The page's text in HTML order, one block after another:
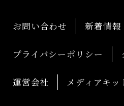
お問い合わせ 新着情報
プライバシーポリシー
運営会社 メディアキッ